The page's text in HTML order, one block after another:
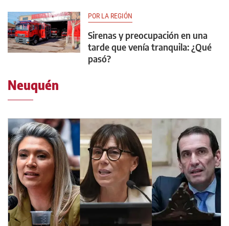
POR LA REGIÓN
Sirenas y preocupación en una
tarde que venía tranquila: ¿Qué
pasó?
Neuquén